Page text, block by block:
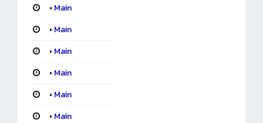
• Main
• Main
• Main
• Main
• Main
• Main